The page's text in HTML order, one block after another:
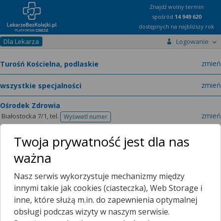
Znajdź wolny termin
spośród 14 949 620
dostępnych na najbliższy rok
Dla Lekarza Logowanie
zmień
zmień
Ośrodek Zdrowia
Białostocka 7/1,tel. Wyświetl numer
telefonu zmień
Lekarze O placówce
Terminarze Filtrowanie wyników
Poradnia (gabinet) Lekarza POZ
Twoja prywatność jest dla nas
ważna
Nasz serwis wykorzystuje mechanizmy między
innymi takie jak cookies (ciasteczka), Web Storage i
inne, które służą m.in. do zapewnienia optymalnej
obsługi podczas wizyty w naszym serwisie.